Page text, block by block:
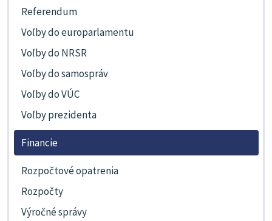
Referendum
Voľby do europarlamentu
Voľby do NRSR
Voľby do samospráv
Voľby do VÚC
Voľby prezidenta
Financie
Rozpočtové opatrenia
Rozpočty
Výročné správy